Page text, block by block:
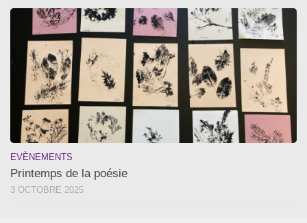
EVÈNEMENTS
Printemps de la poésie
3 OCTOBRE 2025